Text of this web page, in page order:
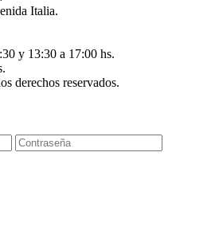
Italia.
y 13:30 a 17:00 hs.
derechos reservados.